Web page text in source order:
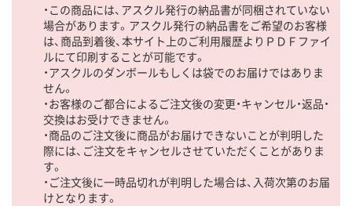
・この商品には、アスクル発行の納品書が同梱されていない
場合があります。アスクル発行の納品書をご希望のお客様
は、商品到着後、本サイト上のご利用履歴よりＰＤＦファイ
ルにて印刷することが可能です。
・アスクルのダンボールもしくは袋でのお届けではありま
せん。
・お客様のご都合によるご注文後の変更・キャンセル・返品・
交換はお受けできません。
・商品のご注文後に商品がお届けできないことが判明した
際には、ご注文をキャンセルさせていただくことがありま
す。
・ご注文後に一時品切れが判明した場合は、入荷次第のお届
けとなります。